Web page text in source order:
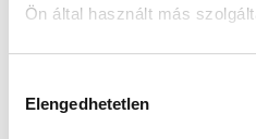
Ön által használt más
Elengedhetetlen
SOROZAT FÉRFI
VENDÉG
IDŐPONT